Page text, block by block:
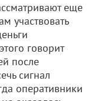
еще
участвовать
говорит
после
сигнал
оперативники